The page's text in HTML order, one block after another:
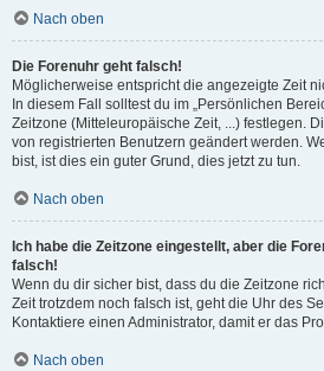
Nach oben
Die Forenuhr geht falsch!
Möglicherweise entspricht die angezeigte Zeit
In diesem Fall solltest du im „Persönlichen
Zeitzone (Mitteleuropäische Zeit, ...) festlegen.
von registrierten Benutzern geändert werden.
bist, ist dies ein guter Grund, dies jetzt zu tun.
Nach oben
Ich habe die Zeitzone eingestellt, aber die
falsch!
Wenn du dir sicher bist, dass du die Zeitzone
Zeit trotzdem noch falsch ist, geht die Uhr des
Kontaktiere einen Administrator, damit er das
Nach oben